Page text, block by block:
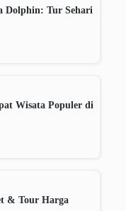
Dolphin: Tur Sehari
Wisata Populer di
& Tour Harga